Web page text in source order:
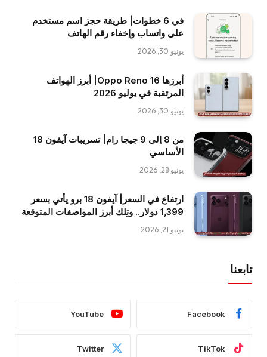
في 6 خطوات| طريقة حجز اسم مستخدم
على واتساب وإخفاء رقم الهاتف
يونيو 30, 2026
أبرزها Oppo Reno 16| أبرز الهواتف
المرتقبة في يوليو 2026
يونيو 30, 2026
من 8 إلى 9 جيجا رام| تسريبات آيفون 18
الأساسي
يونيو 28, 2026
ارتفاع في السعر| آيفون 18 برو يأتي بسعر
1,399 دولار.. وتِلك أبرز المواصفات المتوقعة
يونيو 21, 2026
تابعنا
Facebook
YouTube
TikTok
Twitter